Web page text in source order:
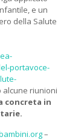
e un
della Salute
portavoce-
alcune riunioni
concreta in
–